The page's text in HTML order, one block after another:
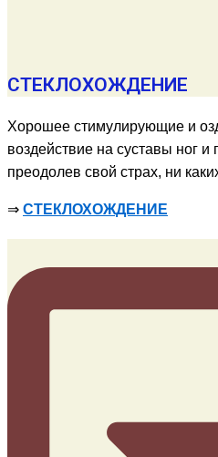
СТЕКЛОХОЖДЕНИЕ
Хорошее стимулирующие и
воздействие на суставы ног и
преодолев свой страх, ни
⇒ СТЕКЛОХОЖДЕНИЕ